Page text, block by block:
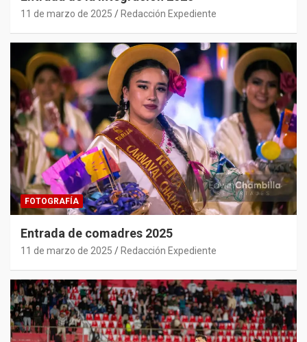
11 de marzo de 2025 Redacción Expediente
FOTOGRAFÍA
Entrada de comadres 2025
11 de marzo de 2025 Redacción Expediente